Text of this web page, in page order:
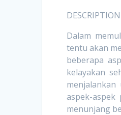
DESCRIPTION
Dalam
tentu akan
beberapa
kelayakan
aspek-aspek
menunjang